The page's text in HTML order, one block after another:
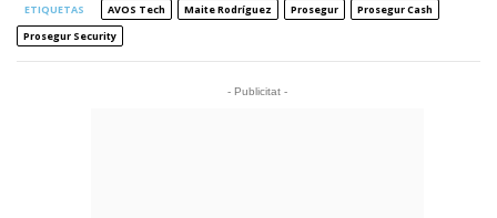
ETIQUETAS AVOS Tech Maite Rodríguez Prosegur
Prosegur Cash
Prosegur Security
- Publicitat -